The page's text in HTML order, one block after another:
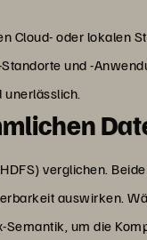
Cloud- oder lokalen
und -
unerlässlich.
verglichen.
auswirken.
um die